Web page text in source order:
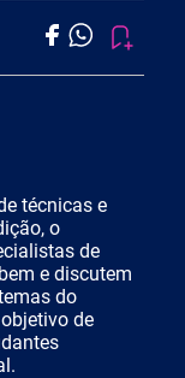
técnicas e
o
de
e discutem
do
de